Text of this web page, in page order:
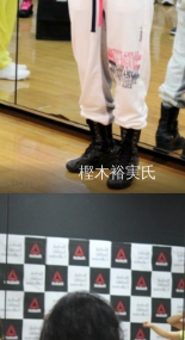
樫木裕実氏